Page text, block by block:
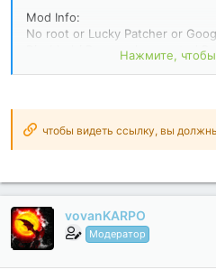
Mod Info:
No root or Lucky Patcher or
Disabled / Removed unwanted
Debug code removed;
Remove default .source tags
AOSP compatible mode;
Languages: Full...
Нажмите,
чтобы видеть ссылку, вы
vovanKARPO
Модератор